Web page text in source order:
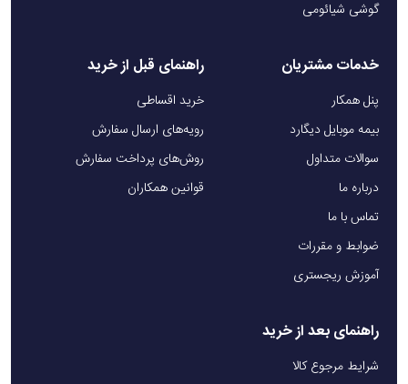
گوشی شیائومی
خدمات مشتریان
پنل همکار
بیمه موبایل دیگارد
سوالات متداول
درباره ما
تماس با ما
ضوابط و مقررات
آموزش ریجستری
راهنمای قبل از خرید
خرید اقساطی
رویه‌های ارسال سفارش
روش‌های پرداخت سفارش
قوانین همکاران
راهنمای بعد از خرید
شرایط مرجوع کالا